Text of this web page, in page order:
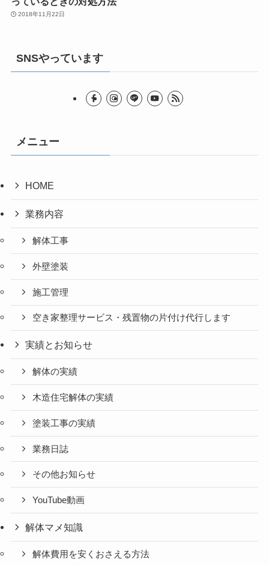
2018年11月22日
SNSやっています
メニュー
HOME
業務内容
解体工事
外壁塗装
施工管理
空き家整理サービス・残置物の片付け代行します
実績とお知らせ
解体の実績
木造住宅解体の実績
塗装工事の実績
業務日誌
その他お知らせ
YouTube動画
解体マメ知識
解体費用を安くおさえる方法